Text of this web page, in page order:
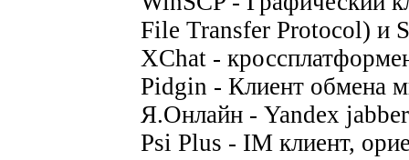
File Transfer Protocol) и
XChat -
Pidgin - Клиент обмена
Я.Онлайн - Yandex
Psi Plus - IM клиент,